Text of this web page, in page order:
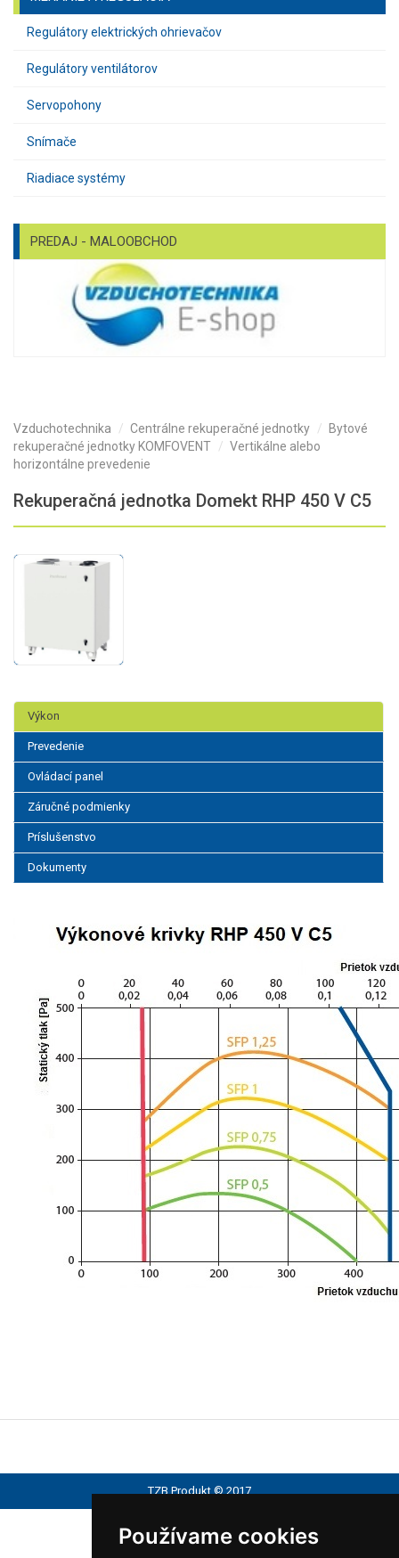
Používame cookies
Regulátory elektrických ohrievačov
Regulátory ventilátorov
Servopohony
Snímače
Riadiace systémy
PREDAJ - MALOOBCHOD
Vzduchotechnika Centrálne rekuperačné jednotky
Bytové
rekuperačné jednotky KOMFOVENT
Vertikálne alebo
horizontálne prevedenie
Rekuperačná jednotka Domekt RHP 450 V C5
Výkon
Prevedenie
Ovládací panel
Záručné podmienky
Príslušenstvo
Dokumenty
TZB Produkt © 2017